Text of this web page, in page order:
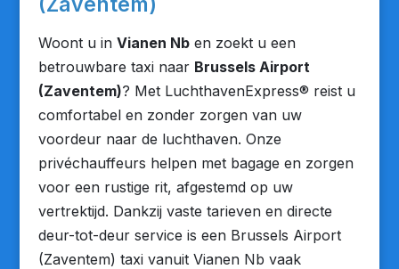
Woont u in Vianen Nben zoekt u een
betrouwbare taxi naar Brussels Airport
(Zaventem)? Met LuchthavenExpress® reist u
comfortabel en zonder zorgen van uw
voordeur naar de luchthaven. Onze
privéchauffeurs helpen met bagage en zorgen
voor een rustige rit, afgestemd op uw
vertrektijd. Dankzij vaste tarieven en directe
deur-tot-deur service is een Brussels Airport
(Zaventem) taxi vanuit Vianen Nb vaak